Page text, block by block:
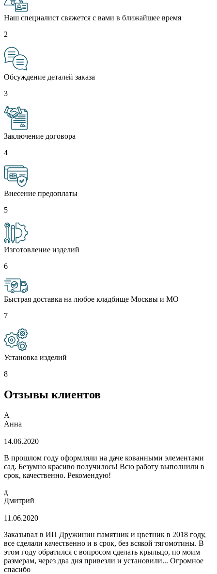
Наш специалист свяжется с вами в ближайшее время
2
Обсуждение деталей заказа
3
Заключение договора
4
Внесение предоплаты
5
Изготовление изделий
6
Быстрая доставка на любое кладбище Москвы и МО
7
Установка изделий
8
Отзывы клиентов
А
Анна
14.06.2020
В прошлом году оформляли на даче кованными элементами
сад. Безумно красиво получилось! Всю работу выполнили в
срок, качественно. Рекомендую!
д
Дмитрий
11.06.2020
Заказывал в ИП Дружинин памятник и цветник в 2018 году,
все сделали качественно и в срок, без всякой тягомотины. В
этом году обратился с вопросом сделать крыльцо, по моим
размерам, через два дня привезли и установили... Огромное
спасибо